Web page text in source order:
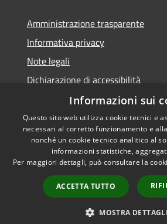
Amministrazione trasparente
Informativa privacy
Note legali
Dichiarazione di accessibilità
Accessibilità
Privacy
Mappa del sito
Informazioni sui
Questo sito web utilizza cookie tecnici e
necessari al corretto funzionamento e
nonché un cookie tecnico analitico al
informazioni statistiche,
Per maggiori dettagli, può consultare la
ACCETTA TUTTO
MOSTRA DETTAGLI